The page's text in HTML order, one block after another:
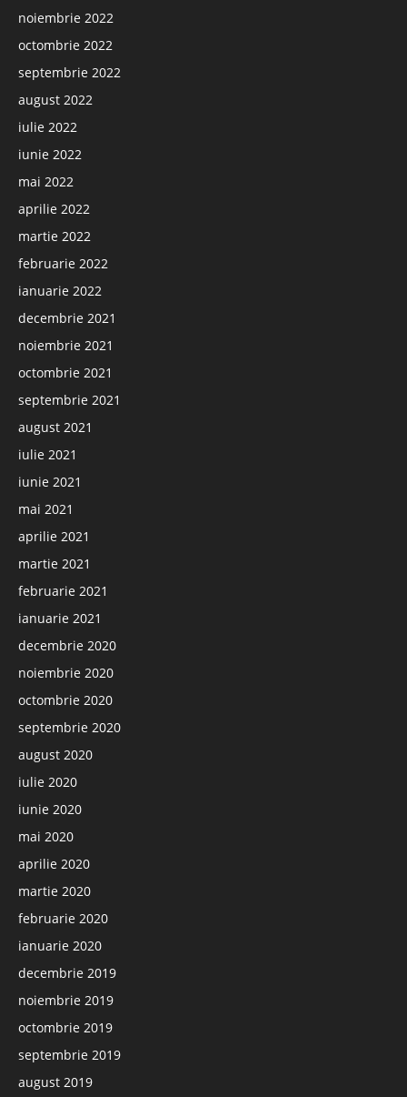
noiembrie 2022
octombrie 2022
septembrie 2022
august 2022
iulie 2022
iunie 2022
mai 2022
aprilie 2022
martie 2022
februarie 2022
ianuarie 2022
decembrie 2021
noiembrie 2021
octombrie 2021
septembrie 2021
august 2021
iulie 2021
iunie 2021
mai 2021
aprilie 2021
martie 2021
februarie 2021
ianuarie 2021
decembrie 2020
noiembrie 2020
octombrie 2020
septembrie 2020
august 2020
iulie 2020
iunie 2020
mai 2020
aprilie 2020
martie 2020
februarie 2020
ianuarie 2020
decembrie 2019
noiembrie 2019
octombrie 2019
septembrie 2019
august 2019